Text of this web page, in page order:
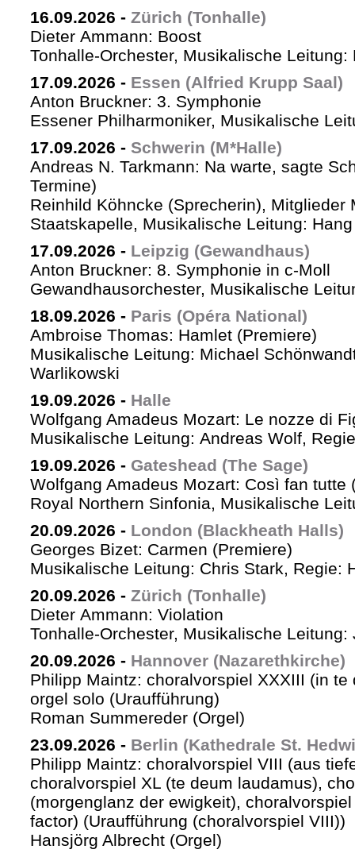
16.09.2026 - Zürich (Tonhalle)
Dieter Ammann: Boost
Tonhalle-Orchester, Musikalische Leitung:
17.09.2026 - Essen (Alfried Krupp Saal)
Anton Bruckner: 3. Symphonie
Essener Philharmoniker, Musikalische
17.09.2026 - Schwerin (M*Halle)
Andreas N. Tarkmann: Na warte, sagte
Termine)
Reinhild Köhncke (Sprecherin), Mitglieder
Staatskapelle, Musikalische Leitung:
17.09.2026 - Leipzig (Gewandhaus)
Anton Bruckner: 8. Symphonie in c-Moll
Gewandhausorchester, Musikalische
18.09.2026 - Paris (Opéra National)
Ambroise Thomas: Hamlet (Premiere)
Musikalische Leitung: Michael
Warlikowski
19.09.2026 - Halle
Wolfgang Amadeus Mozart: Le nozze di
Musikalische Leitung: Andreas Wolf,
19.09.2026 - Gateshead (The Sage)
Wolfgang Amadeus Mozart: Così fan tutte
Royal Northern Sinfonia, Musikalische
20.09.2026 - London (Blackheath Halls)
Georges Bizet: Carmen (Premiere)
Musikalische Leitung: Chris Stark, Regie:
20.09.2026 - Zürich (Tonhalle)
Dieter Ammann: Violation
Tonhalle-Orchester, Musikalische Leitung:
20.09.2026 - Hannover (Nazarethkirche)
Philipp Maintz: choralvorspiel XXXIII (in te
orgel solo (Uraufführung)
Roman Summereder (Orgel)
23.09.2026 - Berlin (Kathedrale St.
Philipp Maintz: choralvorspiel VIII (aus
choralvorspiel XL (te deum laudamus),
(morgenglanz der ewigkeit),
factor) (Uraufführung (choralvorspiel VIII))
Hansjörg Albrecht (Orgel)